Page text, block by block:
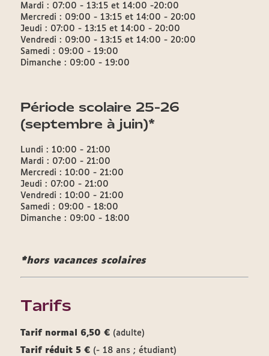
Mardi : 07:00 - 13:15 et 14:00 -20:00
Mercredi : 09:00 - 13:15 et 14:00 - 20:00
Jeudi : 07:00 - 13:15 et 14:00 - 20:00
Vendredi : 09:00 - 13:15 et 14:00 - 20:00
Samedi : 09:00 - 19:00
Dimanche : 09:00 - 19:00
Période scolaire 25-26
(septembre à juin)*
Lundi : 10:00 - 21:00
Mardi : 07:00 - 21:00
Mercredi : 10:00 - 21:00
Jeudi : 07:00 - 21:00
Vendredi : 10:00 - 21:00
Samedi : 09:00 - 18:00
Dimanche : 09:00 - 18:00
*hors vacances scolaires
Tarifs
Tarif normal 6,50 € (adulte)
Tarif réduit 5 € (- 18 ans ; étudiant)